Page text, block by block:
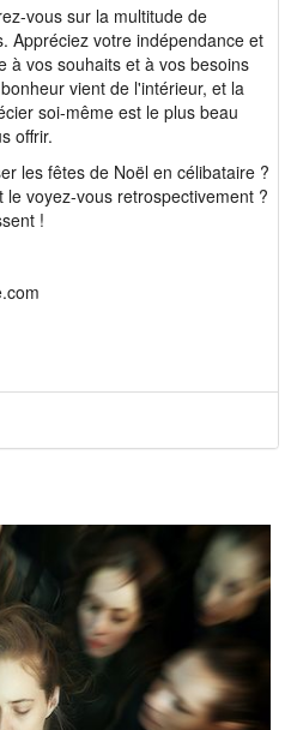
vous sur la multitude de
Appréciez votre indépendance et
à vos souhaits et à vos besoins
vient de l'intérieur, et la
soi-même est le plus beau
offrir.
les fêtes de Noël en célibataire ?
le voyez-vous retrospectivement ?
!